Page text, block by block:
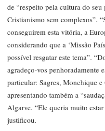
de “respeito pela cultura do
Cristianismo sem complexos”.
conseguirem esta vitória, a
considerando que a ‘Missão
possível resgatar este tema”.
agradeço-vos penhoradamente
particular: Sagres, Monchique
apresentando também a
Algarve. “Ele queria muito
justificou.